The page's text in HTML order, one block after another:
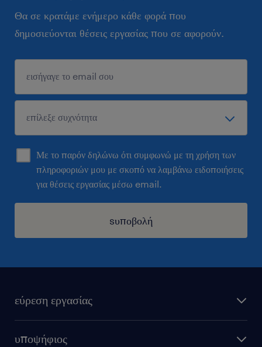
Θα σε κρατάμε ενήμερο κάθε φορά που
δημοσιεύονται θέσεις εργασίας που σε αφορούν.
Με το παρόν δηλώνω ότι συμφωνώ με τη χρήση των
πληροφοριών μου με σκοπό να λαμβάνω ειδοποιήσεις
για θέσεις εργασίας μέσω email.
sυποβολή
εύρεση εργασίας
υποψήφιος